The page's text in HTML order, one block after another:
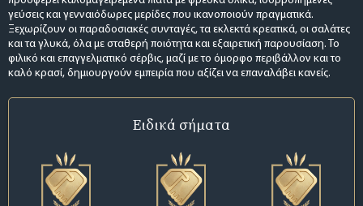
γεύσεις και γενναιόδωρες μερίδες που ικανοποιούν πραγματικά.
Ξεχωρίζουν οι παραδοσιακές συνταγές, τα εκλεκτά κρεατικά, οι σαλάτες
και τα γλυκά, όλα με σταθερή ποιότητα και εξαιρετική παρουσίαση. Το
φιλικό και επαγγελματικό σέρβις, μαζί με το όμορφο περιβάλλον και το
καλό κρασί, δημιουργούν εμπειρία που αξίζει να επαναλάβει κανείς.
Ειδικά σήματα